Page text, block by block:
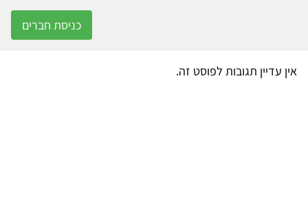
כניסת חברים
אין עדיין תגובות לפוסט זה.